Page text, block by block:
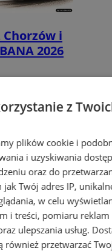
i
2026
z
plików cookie i
i uzyskiwania
oraz do
Twój adres IP,
w celu
i treści, pomiaru reklam
ulepszania usług.
również przetwarzać